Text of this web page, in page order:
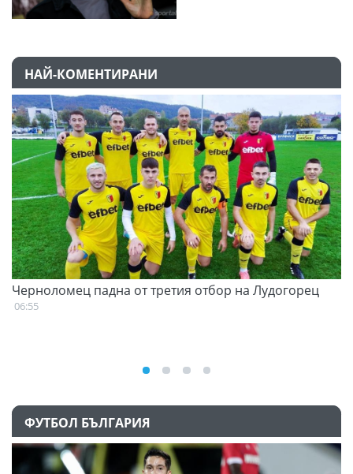
НАЙ-КОМЕНТИРАНИ
Черноломец падна от третия отбор на Лудогорец
06:55
ФУТБОЛ БЪЛГАРИЯ